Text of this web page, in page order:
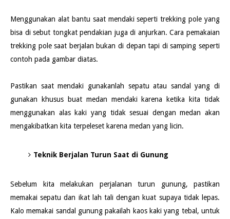
Menggunakan alat bantu saat mendaki seperti trekking pole yang
bisa di sebut tongkat pendakian juga di anjurkan. Cara pemakaian
trekking pole saat berjalan bukan di depan tapi di samping seperti
contoh pada gambar diatas.
Pastikan saat mendaki gunakanlah sepatu atau sandal yang di
gunakan khusus buat medan mendaki karena ketika kita tidak
menggunakan alas kaki yang tidak sesuai dengan medan akan
mengakibatkan kita terpeleset karena medan yang licin.
Teknik Berjalan Turun Saat di Gunung
Sebelum kita melakukan perjalanan turun gunung, pastikan
memakai sepatu dan ikat lah tali dengan kuat supaya tidak lepas.
Kalo memakai sandal gunung pakailah kaos kaki yang tebal, untuk